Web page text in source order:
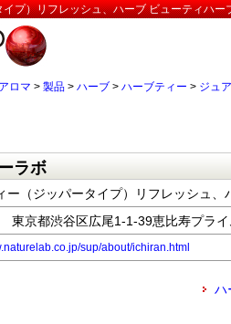
プ）リフレッシュ、ハーブ ビューティハ
ロマ > 製品 > ハーブ > ハーブティー > ジュ
ラボ
ー（ジッパータイプ）リフレッシュ、
東京都渋谷区広尾1-1-39恵比寿プラ
sup/about/ichiran.html
ハ